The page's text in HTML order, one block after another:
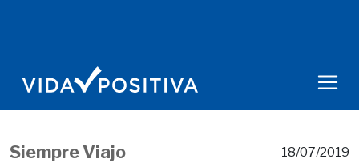
Siempre Viajo 18/07/2019